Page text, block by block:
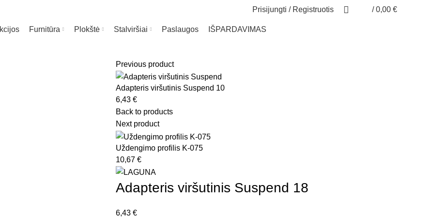
Prisijungti / Registruotis / 0,00 €
Furnitūra Plokštė Stalviršiai Paslaugos IŠPARDAVIMAS
Previous product
Adapteris viršutinis Suspend 10
6,43 €
Back to products
Next product
Uždengimo profilis K-075
10,67 €
Adapteris viršutinis Suspend 18
6,43 €